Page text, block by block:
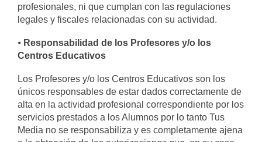
profesionales, ni que cumplan con las regulaciones
legales y fiscales relacionadas con su actividad.
⦁ Responsabilidad de los Profesores y/o los
Centros Educativos
Los Profesores y/o los Centros Educativos son los
únicos responsables de estar dados correctamente de
alta en la actividad profesional correspondiente por los
servicios prestados a los Alumnos por lo tanto Tus
Media no se responsabiliza y es completamente ajena